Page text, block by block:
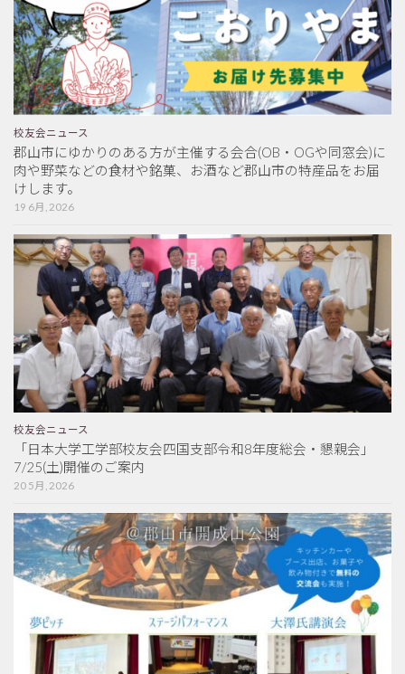
校友会ニュース
郡山市にゆかりのある方が主催する会合(OB・OGや同窓会)に
肉や野菜などの食材や銘菓、お酒など郡山市の特産品をお届
けします。
19 6月, 2026
校友会ニュース
「日本大学工学部校友会四国支部令和8年度総会・懇親会」
7/25(土)開催のご案内
20 5月, 2026